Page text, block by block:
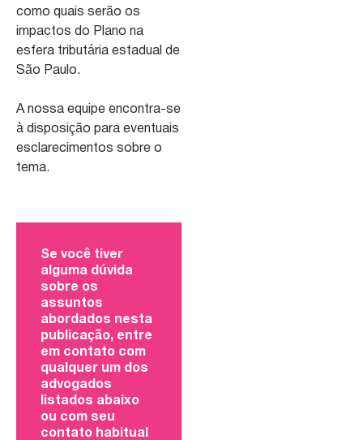
como quais serão os
impactos do Plano na
esfera tributária estadual de
São Paulo.
A nossa equipe encontra-se
à disposição para eventuais
esclarecimentos sobre o
tema.
Se você tiver
alguma dúvida
sobre os
assuntos
abordados nesta
publicação, entre
em contato com
qualquer um dos
advogados
listados abaixo
ou com seu
contato habitual